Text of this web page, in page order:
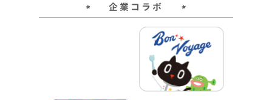
企業コラボ